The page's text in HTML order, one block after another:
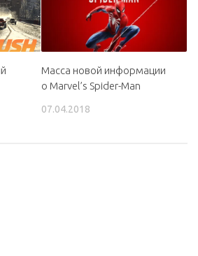
Масса новой информации
о Marvel’s Spider-Man
07.04.2018